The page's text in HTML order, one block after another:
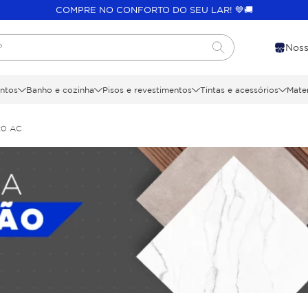
COMPRE NO CONFORTO DO SEU LAR! 💙🚚
Banho e cozinha Pisos e revestimentos Tintas e acessórios
AC